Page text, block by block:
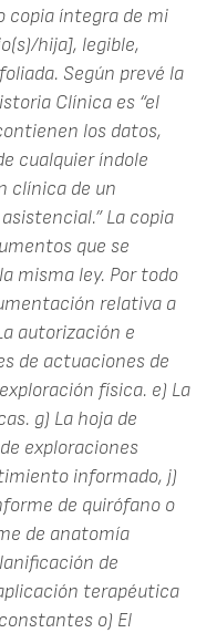
copia íntegra de mi
hija], legible,
Según prevé la
Clínica es “el
los datos,
cualquier índole
clínica de un
La copia
que se
misma ley. Por todo
relativa a
autorización e
de actuaciones de
física. e) La
g) La hoja de
exploraciones
informado, j)
de quirófano o
de anatomía
de
terapéutica
o) El